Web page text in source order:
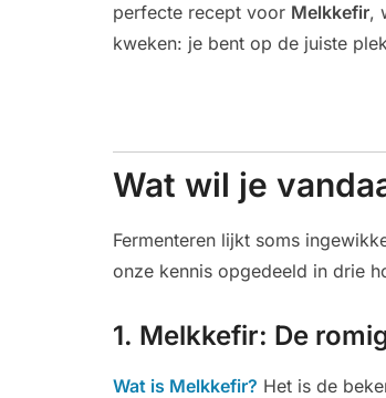
perfecte recept voor Melkkefir,
kweken: je bent op de juiste
Wat wil je
Fermenteren lijkt soms
onze kennis opgedeeld in drie
1. Melkkefir: De
Wat is Melkkefir? Het is de